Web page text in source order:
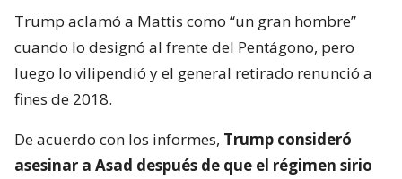
Trump aclamó a Mattis como “un gran hombre”
cuando lo designó al frente del Pentágono, pero
luego lo vilipendió y el general retirado renunció a
fines de 2018.
De acuerdo con los informes, Trump consideró
asesinar a Asad después de que el régimen sirio